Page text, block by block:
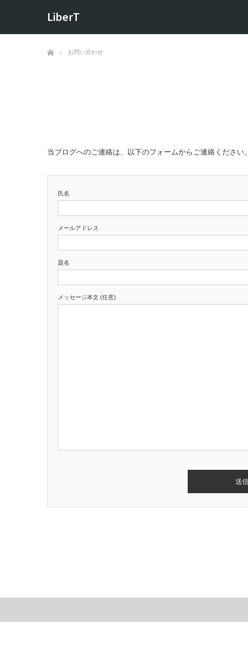
LiberT
お問い合わせ
当ブログへのご連絡は、以下のフォームからご連絡ください。
氏名
メールアドレス
題名
メッセージ本文 (任意)